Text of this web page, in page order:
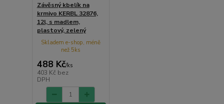
Závěsný kbelík na
krmivo KERBL 32876,
12l, s madlem,
plastový, zelený
488 Kč/ks
403 Kč bez
DPH
Skladem e-shop, méně
než 5ks